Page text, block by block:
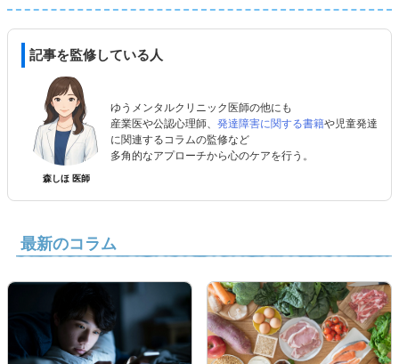
記事を監修している人
森しほ 医師
ゆうメンタルクリニック医師の他にも
産業医や公認心理師、 発達障害に関する書籍や児童発達
に関連するコラムの監修など
多角的なアプローチから心のケアを行う。
最新のコラム